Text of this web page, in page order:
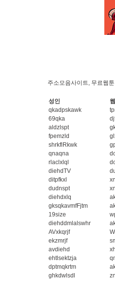
주소모음사이트, 무료웹
성인
qkadpskawk
69qka
aldzlspt
fpemzld
shrkflRkwk
qnaqna
rlaclxlql
diehdTV
ditpfkxl
dudnspt
diehdxlq
gksqkavmfFjtm
19size
diehddmlalswhr
AVxkqrjf
ekzmrjf
avdiehd
ehtlsektzja
dptmqkrtm
ghkdwlsdl